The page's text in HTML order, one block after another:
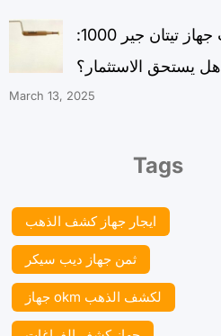
تحليل عيوب جهاز تيتان جير 1000:
هل يستحق الاستثمار؟
March 13, 2025
Tags
ايجار جهاز كشف الذهب
ثمن جهاز ديب سيكر
جهاز okm لكشف الذهب